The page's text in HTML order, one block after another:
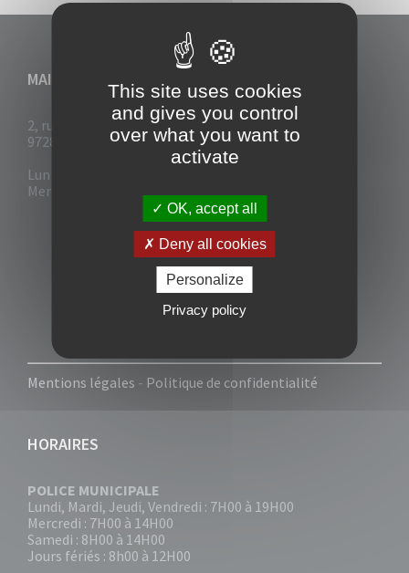
MAIRIE DU VAUCLIN
2, rue Collignon
97280 Le Vauclin
Lun - Mar : 7h30- 13h & 14h-17h
Mer-Jeu-Vend : 7h30 - 13h30
Mentions légales - Politique de confidentialité
HORAIRES
POLICE MUNICIPALE
Lundi, Mardi, Jeudi, Vendredi : 7H00 à 19H00
Mercredi : 7H00 à 14H00
Samedi : 8H00 à 14H00
Jours fériés : 8h00 à 12H00
This site uses cookies
and gives you control
over what you want to
activate
OK, accept all
Deny all cookies
Personalize
Privacy policy